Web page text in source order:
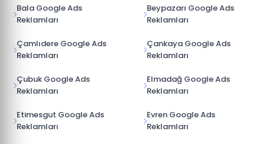
Bala Google Ads
Reklamları
Beypazarı Google Ads
Reklamları
Çamlıdere Google Ads
Reklamları
Çankaya Google Ads
Reklamları
Çubuk Google Ads
Reklamları
Elmadağ Google Ads
Reklamları
Etimesgut Google Ads
Reklamları
Evren Google Ads
Reklamları